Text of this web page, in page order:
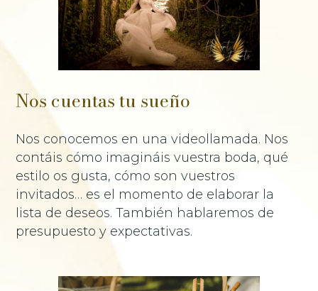
Nos cuentas tu sueño
Nos conocemos en una videollamada. Nos
contáis cómo imagináis vuestra boda, qué
estilo os gusta, cómo son vuestros
invitados… es el momento de elaborar la
lista de deseos. También hablaremos de
presupuesto y expectativas.